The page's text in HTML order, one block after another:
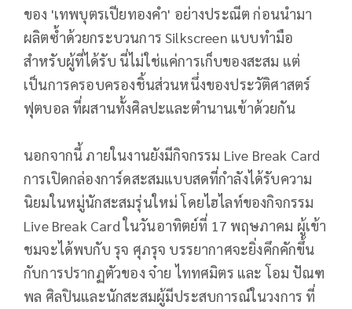
ของ 'เทพบุตรเปียทองคำ' อย่างประณีต ก่อนนำมา
ผลิตซ้ำด้วยกระบวนการ Silkscreen แบบทำมือ
สำหรับผู้ที่ได้รับ นี่ไม่ใช่แค่การเก็บของสะสม แต่
เป็นการครอบครองชิ้นส่วนหนึ่งของประวัติศาสตร์
ฟุตบอล ที่ผสานทั้งศิลปะและตำนานเข้าด้วยกัน
นอกจากนี้ ภายในงานยังมีกิจกรรม Live Break Card
การเปิดกล่องการ์ดสะสมแบบสดที่กำลังได้รับความ
นิยมในหมู่นักสะสมรุ่นใหม่ โดยไฮไลท์ของกิจกรรม
Live Break Card ในวันอาทิตย์ที่ 17 พฤษภาคม ผู้เข้า
ชมจะได้พบกับ รุจ ศุภรุจ บรรยากาศจะยิ่งคึกคักขึ้น
กับการปรากฏตัวของ จ๋าย ไททศมิตร และ โอม ปัณฑ
พล ศิลปินและนักสะสมผู้มีประสบการณ์ในวงการ ที่